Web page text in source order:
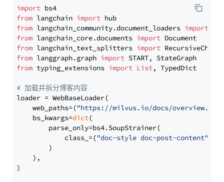
import
from langchain import
from langchain_community.document_loaders import
from langchain_core.documents import
from langchain_text_splitters import
from langgraph.graph import
from typing_extensions import List, TypedDict
# 加载并拆分博客内容
loader = WebBaseLoader(
    web_paths=(
"https://milvus.io/docs/overview.md"
    bs_kwargs=
dict(
        parse_only=bs4.SoupStrainer(
            class_=(
"doc-style doc-post-content"
        )
    ),
)